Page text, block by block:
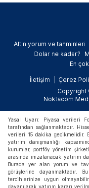
Altın yorum ve tahminleri
Dolar ne kadar?
En
İletişim Çerez
Copyright
Noktacom
Yasal Uyarı: Piyasa verileri
tarafından sağlanmaktadır.
verileri 15 dakika gecikmelidir.
yatırım danışmanlığı
kurumlar, portföy yönetim
arasında imzalanacak yatırım
Burada yer alan yorum ve
görüşlerine
tercihlerinize uygun
dayanılarak yatırım kararı